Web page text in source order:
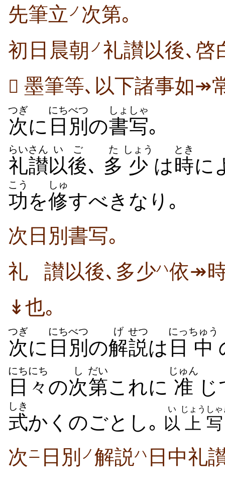
先筆立 ノ 次第｡
初日晨朝 ノ 礼讃以後､
 墨筆等､以下諸事如↠
次
つぎ
に 日別
にちべつ
の書写
しょしゃ
｡
礼讃
らいさん
以後
いご
､ 多
た
少
しょう
は時
とき
に
功
こう
を修
しゅ
すべきなり｡
次日別書写｡
礼
讃以後､多少ハ依↠
↡也｡
次
つぎ
に 日別
にちべつ
の解
げ
説
せつ
は 日
にっ
中
ちゅう
日々
にちにち
の次
し
第
だい
これに 准
じゅん
じ
式
しき
かくのごとし｡ 以
い
上
じょう
写
しゃ
次 ニ 日別 ノ 解説ハ 日中礼